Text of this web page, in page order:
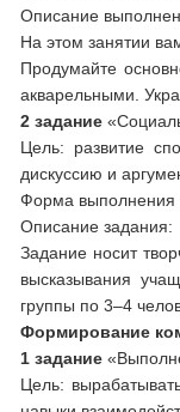
Описание
На этом занятии
Продумайте
акварельными.
2 задание
Цель: развитие
дискуссию и
Форма выполнения
Описание задания:
Задание носит
высказывания
группы по 3–4
Формирование
1 задание
Цель: